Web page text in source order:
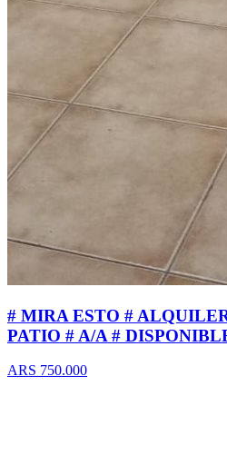
# MIRA ESTO #
PATIO # A/A #
ARS 750.000